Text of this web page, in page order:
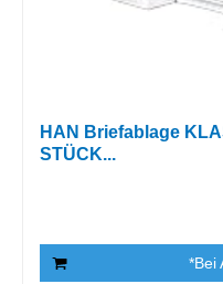
HAN Briefablage
STÜCK...
*Bei